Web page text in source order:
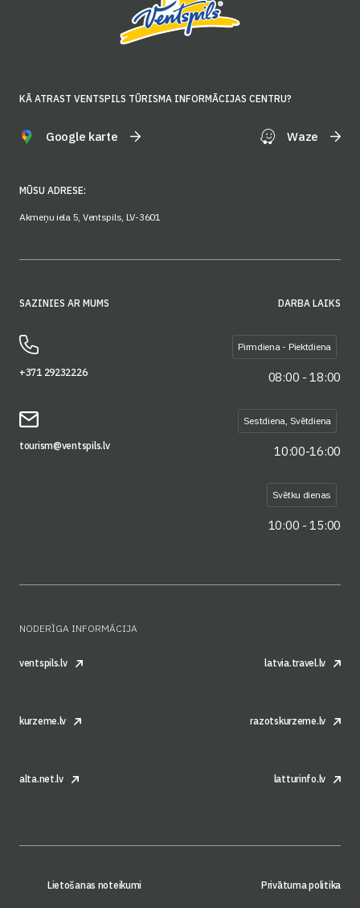
KĀ ATRAST VENTSPILS TŪRISMA INFORMĀCIJAS CENTRU?
Google karte Waze
MŪSU ADRESE:
Akmeņu iela 5, Ventspils, LV-3601
SAZINIES AR MUMS
+371 29232226
tourism@ventspils.lv
DARBA LAIKS
Pirmdiena - Piektdiena
08:00 - 18:00
Sestdiena, Svētdiena
10:00-16:00
Svētku dienas
10:00 - 15:00
NODERĪGA INFORMĀCIJA
ventspils.lv latvia.travel.lv
kurzeme.lv razotskurzeme.lv
alta.net.lv latturinfo.lv
Lietošanas noteikumi Privātuma politika